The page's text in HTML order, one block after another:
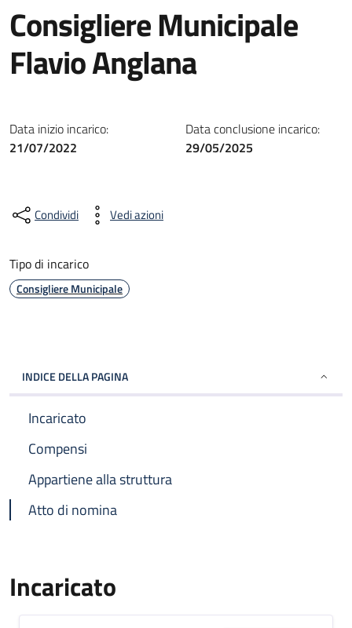
Consigliere Municipale
Flavio Anglana
Data inizio incarico:
21/07/2022
Data conclusione incarico:
29/05/2025
Condividi Vedi azioni
Tipo di incarico
Consigliere Municipale
INDICE DELLA PAGINA
Incaricato
Compensi
Appartiene alla struttura
Atto di nomina
Incaricato